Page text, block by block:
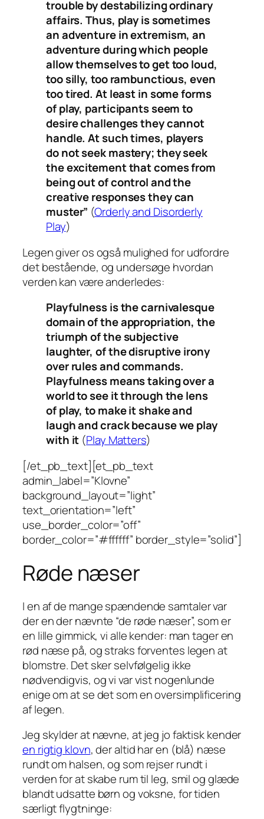
trouble by destabilizing ordinary
affairs. Thus, play is sometimes
an adventure in extremism, an
adventure during which people
allow themselves to get too loud,
too silly, too rambunctious, even
too tired. At least in some forms
of play, participants seem to
desire challenges they cannot
handle. At such times, players
do not seek mastery; they seek
the excitement that comes from
being out of control and the
creative responses they can
muster” (Orderly and Disorderly
Play)
Legen giver os også mulighed for udfordre
det bestående, og undersøge hvordan
verden kan være anderledes:
Playfulness is the carnivalesque
domain of the appropriation, the
triumph of the subjective
laughter, of the disruptive irony
over rules and commands.
Playfulness means taking over a
world to see it through the lens
of play, to make it shake and
laugh and crack because we play
with it (Play Matters)
[/et_pb_text][et_pb_text
admin_label=”Klovne”
background_layout=”light”
text_orientation=”left”
use_border_color=”off”
border_color=”#ffffff” border_style=”solid”]
Røde næser
I en af de mange spændende samtaler var
der en der nævnte “de røde næser”, som er
en lille gimmick, vi alle kender: man tager en
rød næse på, og straks forventes legen at
blomstre. Det sker selvfølgelig ikke
nødvendigvis, og vi var vist nogenlunde
enige om at se det som en oversimplificering
af legen.
Jeg skylder at nævne, at jeg jo faktisk kender
en rigtig klovn, der altid har en (blå) næse
rundt om halsen, og som rejser rundt i
verden for at skabe rum til leg, smil og glæde
blandt udsatte børn og voksne, for tiden
særligt flygtninge: